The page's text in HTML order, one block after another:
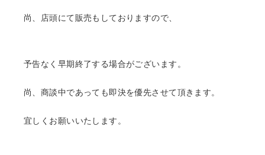
尚、店頭にて販売もしておりますので、
予告なく早期終了する場合がございます。
尚、商談中であっても即決を優先させて頂きます。
宜しくお願いいたします。